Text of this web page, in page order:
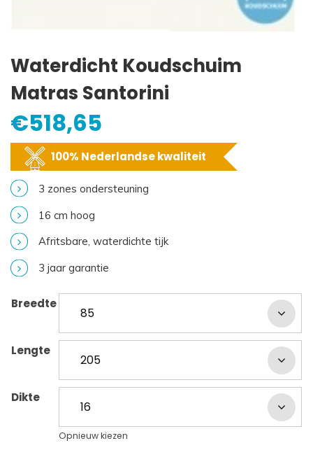
Waterdicht Koudschuim
Matras Santorini
€518,65
100% Nederlandse kwaliteit
3 zones ondersteuning
16 cm hoog
Afritsbare, waterdichte tijk
3 jaar garantie
Breedte
Lengte
Dikte
Opnieuw kiezen